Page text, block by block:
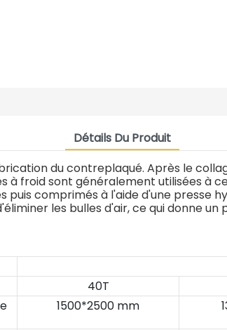
Détails Du Produit
du contreplaqué. Après le
à froid sont généralement utilisées à
comprimés à l'aide d'une presse
les bulles d'air, ce qui donne un
40T
1500*2500 mm